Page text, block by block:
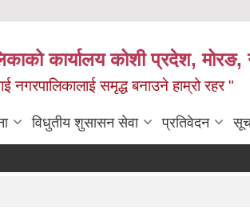
कार्यालय कोशी प्रदेश,
नगरपालिकालाई समृद्ध बनाउने हाम्रो रहर "
विधुतीय शुसासन सेवा प्रतिवेदन